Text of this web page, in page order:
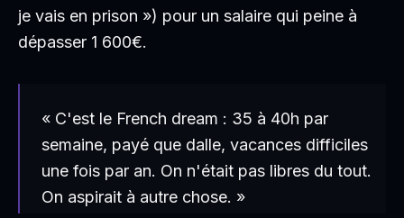
je vais en prison ») pour un salaire qui peine à
dépasser 1 600€.
« C'est le French dream : 35 à 40h par
semaine, payé que dalle, vacances difficiles
une fois par an. On n'était pas libres du tout.
On aspirait à autre chose. »